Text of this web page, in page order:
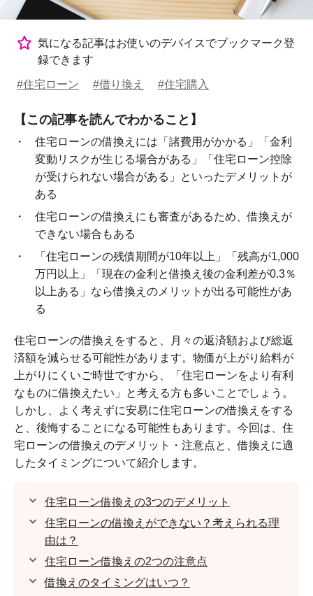
気になる記事はお使いのデバイスでブックマーク登
録できます
#住宅ローン #借り換え #住宅購入
【この記事を読んでわかること】
住宅ローンの借換えには「諸費用がかかる」「金利
変動リスクが生じる場合がある」「住宅ローン控除
が受けられない場合がある」といったデメリットが
ある
住宅ローンの借換えにも審査があるため、借換えが
できない場合もある
「住宅ローンの残債期間が10年以上」「残高が1,000
万円以上」「現在の金利と借換え後の金利差が0.3％
以上ある」なら借換えのメリットが出る可能性があ
る
住宅ローンの借換えをすると、月々の返済額および総返
済額を減らせる可能性があります。物価が上がり給料が
上がりにくいご時世ですから、「住宅ローンをより有利
なものに借換えたい」と考える方も多いことでしょう。
しかし、よく考えずに安易に住宅ローンの借換えをする
と、後悔することになる可能性もあります。今回は、住
宅ローンの借換えのデメリット・注意点と、借換えに適
したタイミングについて紹介します。
住宅ローン借換えの3つのデメリット
住宅ローンの借換えができない？考えられる理
由は？
住宅ローン借換えの2つの注意点
借換えのタイミングはいつ？